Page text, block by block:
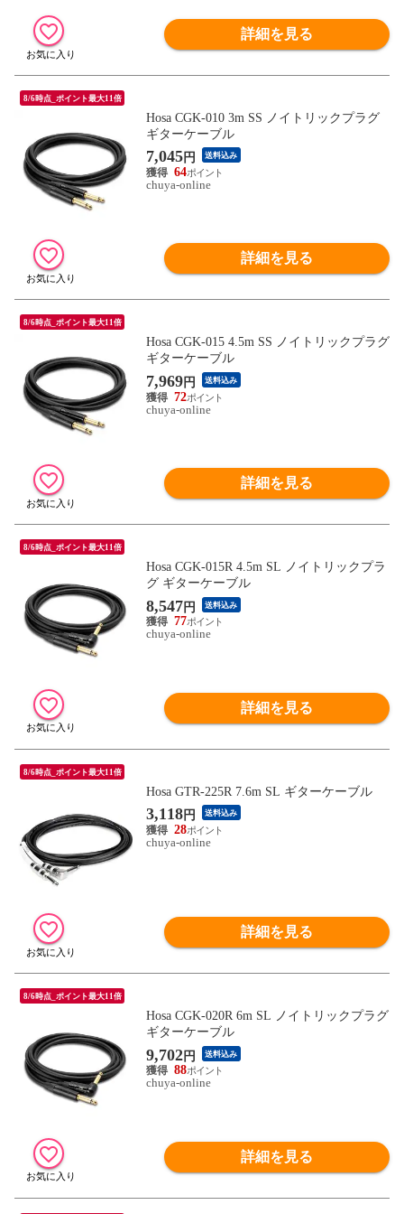
詳細を見る
8/6時点_ポイント最大11倍
Hosa CGK-010 3m SS ノイトリックプラグ
ギターケーブル
7,045円 送料込み
64
chuya-online
詳細を見る
8/6時点_ポイント最大11倍
Hosa CGK-015 4.5m SS ノイトリックプラグ
ギターケーブル
7,969円 送料込み
72
chuya-online
詳細を見る
8/6時点_ポイント最大11倍
Hosa CGK-015R 4.5m SL ノイトリックプラ
グ ギターケーブル
8,547円 送料込み
77
chuya-online
詳細を見る
8/6時点_ポイント最大11倍
Hosa GTR-225R 7.6m SL ギターケーブル
3,118円 送料込み
28
chuya-online
詳細を見る
8/6時点_ポイント最大11倍
Hosa CGK-020R 6m SL ノイトリックプラグ
ギターケーブル
9,702円 送料込み
88
chuya-online
詳細を見る